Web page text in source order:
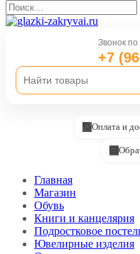
Перейти
к
содержанию
Search
for:
Звонок
+7
Оплата и
Главная
Магазин
Обувь
Книги и канцелярия
Подростковое
Ювелирные изделия